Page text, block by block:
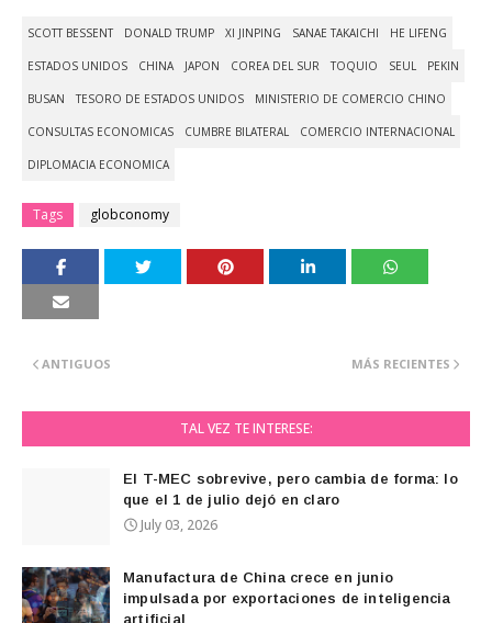
SCOTT BESSENT DONALD TRUMP XI JINPING SANAE TAKAICHI HE LIFENG
ESTADOS UNIDOS CHINA JAPON COREA DEL SUR TOQUIO SEUL PEKIN
BUSAN TESORO DE ESTADOS UNIDOS MINISTERIO DE COMERCIO CHINO
CONSULTAS ECONOMICAS CUMBRE BILATERAL COMERCIO INTERNACIONAL
DIPLOMACIA ECONOMICA
Tags globconomy
MÁS RECIENTES
ANTIGUOS
TAL VEZ TE INTERESE:
El T-MEC sobrevive, pero cambia de forma: lo
que el 1 de julio dejó en claro
July 03, 2026
Manufactura de China crece en junio
impulsada por exportaciones de inteligencia
artificial